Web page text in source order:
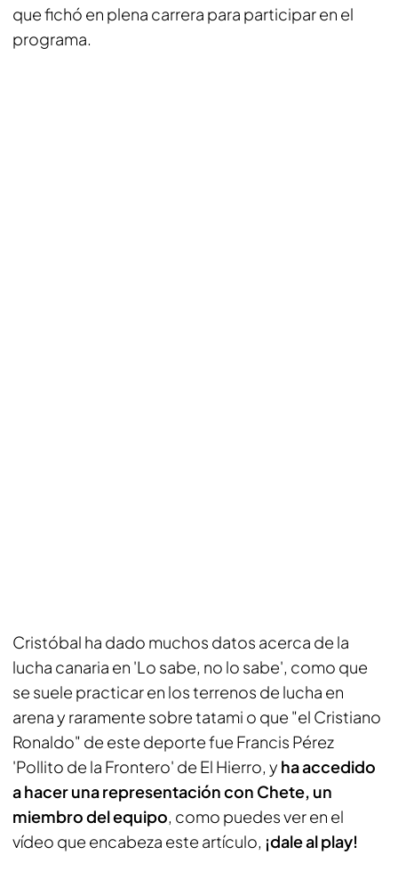
que fichó en plena carrera para participar en el
programa.
Cristóbal ha dado muchos datos acerca de la
lucha canaria en 'Lo sabe, no lo sabe', como que
se suele practicar en los terrenos de lucha en
arena y raramente sobre tatami o que "el Cristiano
Ronaldo" de este deporte fue Francis Pérez
'Pollito de la Frontero' de El Hierro, y ha accedido
a hacer una representación con Chete, un
miembro del equipo, como puedes ver en el
vídeo que encabeza este artículo, ¡dale al play!